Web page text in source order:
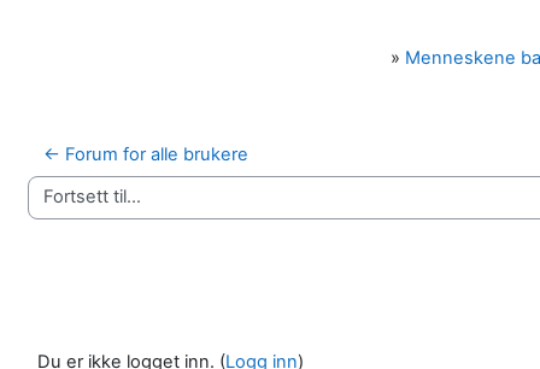
» Menneskene
← Forum for alle brukere
Fortsett til...
Du er ikke logget inn. (Logg inn)